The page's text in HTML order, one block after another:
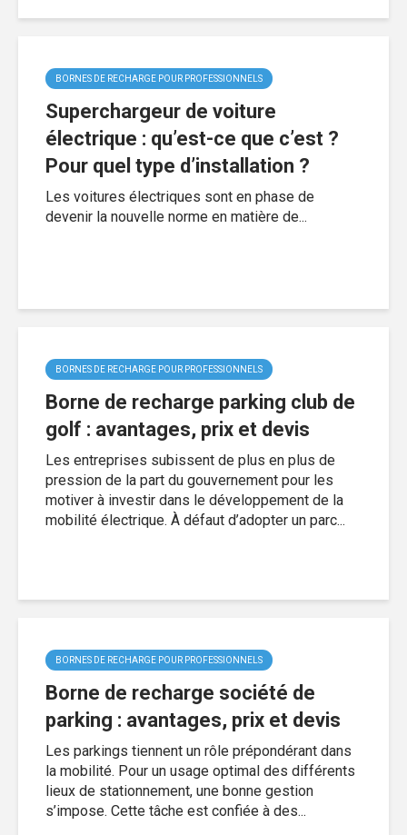
BORNES DE RECHARGE POUR PROFESSIONNELS
Superchargeur de voiture
électrique : qu’est-ce que c’est ?
Pour quel type d’installation ?
Les voitures électriques sont en phase de
devenir la nouvelle norme en matière de...
BORNES DE RECHARGE POUR PROFESSIONNELS
Borne de recharge parking club de
golf : avantages, prix et devis
Les entreprises subissent de plus en plus de
pression de la part du gouvernement pour les
motiver à investir dans le développement de la
mobilité électrique. À défaut d’adopter un parc...
BORNES DE RECHARGE POUR PROFESSIONNELS
Borne de recharge société de
parking : avantages, prix et devis
Les parkings tiennent un rôle prépondérant dans
la mobilité. Pour un usage optimal des différents
lieux de stationnement, une bonne gestion
s’impose. Cette tâche est confiée à des...